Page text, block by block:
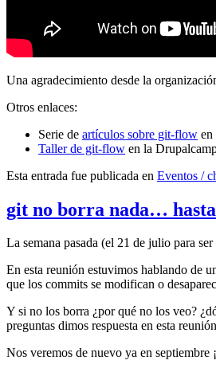
Una agradecimiento desde la
Otros enlaces:
Serie de artículos sobre git-flow en
Taller de git-flow en la
Esta entrada fue publicada en Eventos /
git no borra nada…
La semana pasada (el 21 de julio para
En esta reunión estuvimos hablando de
que los commits se modifican o
Y si no los borra ¿por qué no los veo?
preguntas dimos respuesta en esta
Nos veremos de nuevo ya en septiembre